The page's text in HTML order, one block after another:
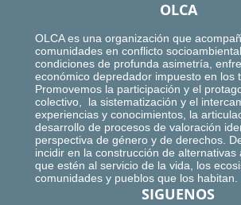
OLCA
OLCA es una organización que
comunidades en conflicto
condiciones de profunda asimetría,
económico depredador impuesto en los
Promovemos la participación y el
colectivo, la sistematización y el
experiencias y conocimientos, la
desarrollo de procesos de valoración
perspectiva de género y de derechos.
incidir en la construcción de alternativas
que estén al servicio de la vida, los
comunidades y pueblos que los habitan.
SIGUENOS